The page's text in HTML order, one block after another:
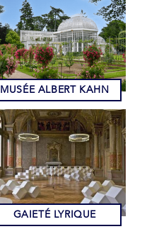
MUSÉE ALBERT KAHN
GAIETÉ LYRIQUE